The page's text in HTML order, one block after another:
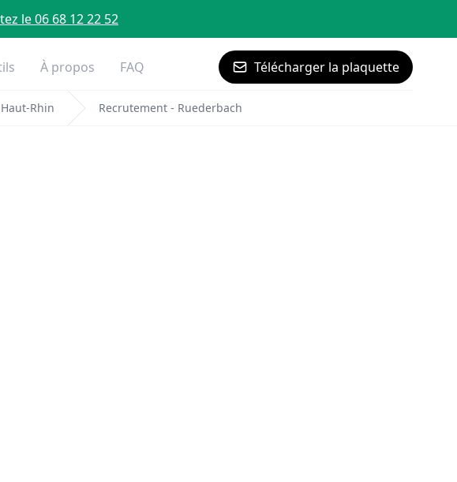
le 06 68 12 22 52
À propos FAQ Télécharger la plaquette
Rhin Recrutement - Ruederbach